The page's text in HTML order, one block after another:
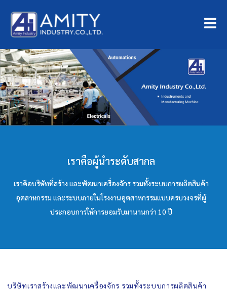
เราคือผู้นำระดับสากล
เราคือบริษัทที่สร้าง และพัฒนาเครื่องจักร รวมทั้งระบบการผลิตสินค้า
อุตสาหกรรม และระบบภายในโรงงานอุตสาหกรรมแบบครบวงจรที่ผู้
ประกอบการให้การยอมรับมานานกว่า 10 ปี
บริษัทเราสร้างและพัฒนาเครื่องจักร รวมทั้งระบบการผลิตสินค้า